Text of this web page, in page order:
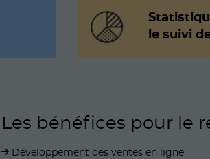
le suivi
Les bénéfices pour le
Développement des ventes en ligne